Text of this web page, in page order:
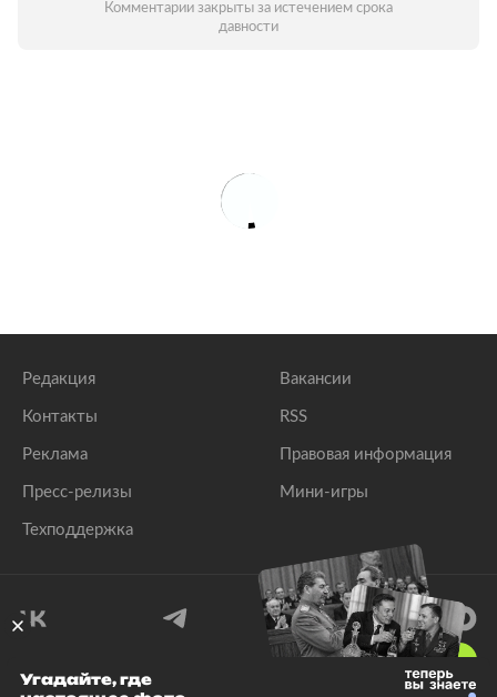
Комментарии закрыты за истечением срока
давности
Редакция
Контакты
Реклама
Пресс-релизы
Техподдержка
Вакансии
RSS
Правовая информация
Мини-игры
Угадайте, где